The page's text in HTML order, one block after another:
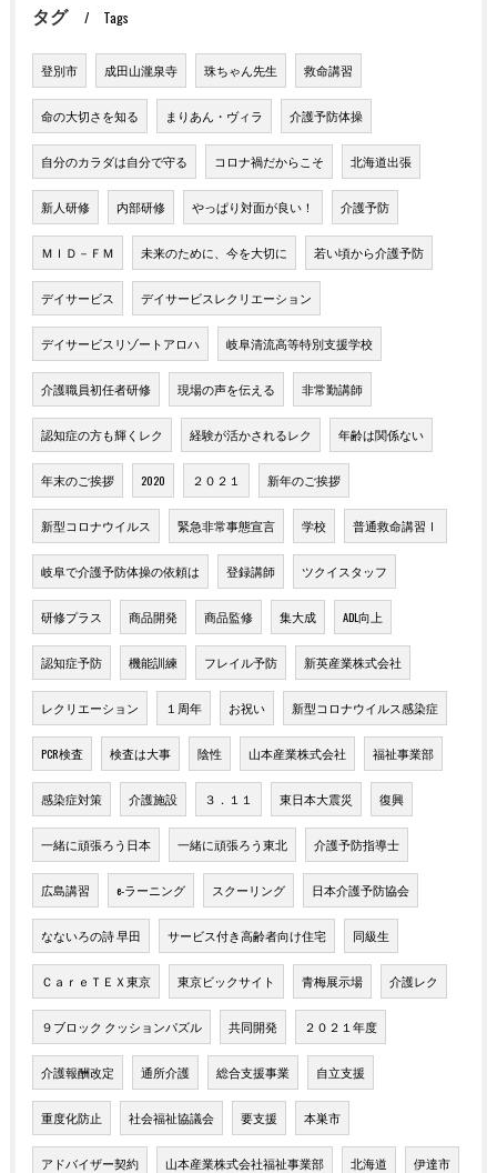
タグ Tags
登別市 成田山瀧泉寺 珠ちゃん先生 救命講習
命の大切さを知る まりあん・ヴィラ 介護予防体操
自分のカラダは自分で守る コロナ禍だからこそ 北海道出張
新人研修 内部研修 やっぱり対面が良い！ 介護予防
ＭＩＤ－ＦＭ 未来のために、今を大切に 若い頃から介護予防
デイサービス デイサービスレクリエーション
デイサービスリゾートアロハ 岐阜清流高等特別支援学校
介護職員初任者研修 現場の声を伝える 非常勤講師
認知症の方も輝くレク 経験が活かされるレク 年齢は関係ない
年末のご挨拶 2020 ２０２１ 新年のご挨拶
新型コロナウイルス 緊急非常事態宣言 学校 普通救命講習Ⅰ
岐阜で介護予防体操の依頼は 登録講師 ツクイスタッフ
研修プラス 商品開発 商品監修 集大成 ADL向上
認知症予防 機能訓練 フレイル予防 新英産業株式会社
レクリエーション １周年 お祝い 新型コロナウイルス感染症
PCR検査 検査は大事 陰性 山本産業株式会社 福祉事業部
感染症対策 介護施設 ３．１１ 東日本大震災 復興
一緒に頑張ろう日本 一緒に頑張ろう東北 介護予防指導士
広島講習 e-ラーニング スクーリング 日本介護予防協会
なないろの詩 早田 サービス付き高齢者向け住宅 同級生
ＣａｒｅＴＥＸ東京 東京ビックサイト 青梅展示場 介護レク
９ブロック クッションパズル 共同開発 ２０２１年度
介護報酬改定 通所介護 総合支援事業 自立支援
重度化防止 社会福祉協議会 要支援 本巣市
アドバイザー契約 山本産業株式会社福祉事業部 北海道 伊達市